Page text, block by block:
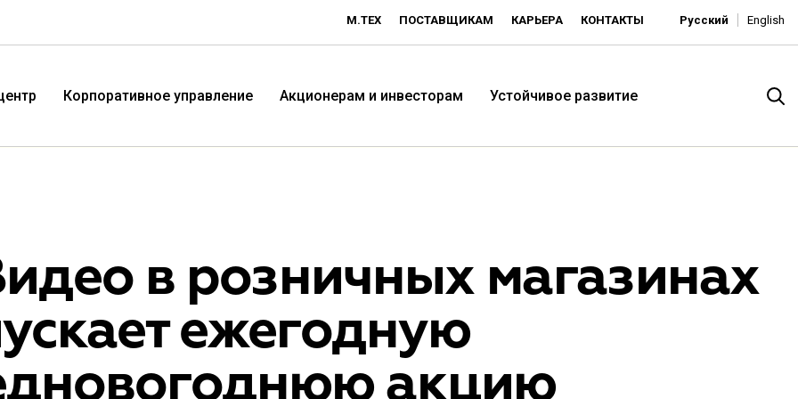
М.ТЕХ ПОСТАВЩИКАМ КАРЬЕРА КОНТАКТЫ Русский English
Технологичная розничная
компания «М.Видео»
Территория низких цен -
«Эльдорадо»
Корпоративное управление Акционерам и инвесторам Устойчивое развитие
в розничных магазинах
ежегодную
акцию